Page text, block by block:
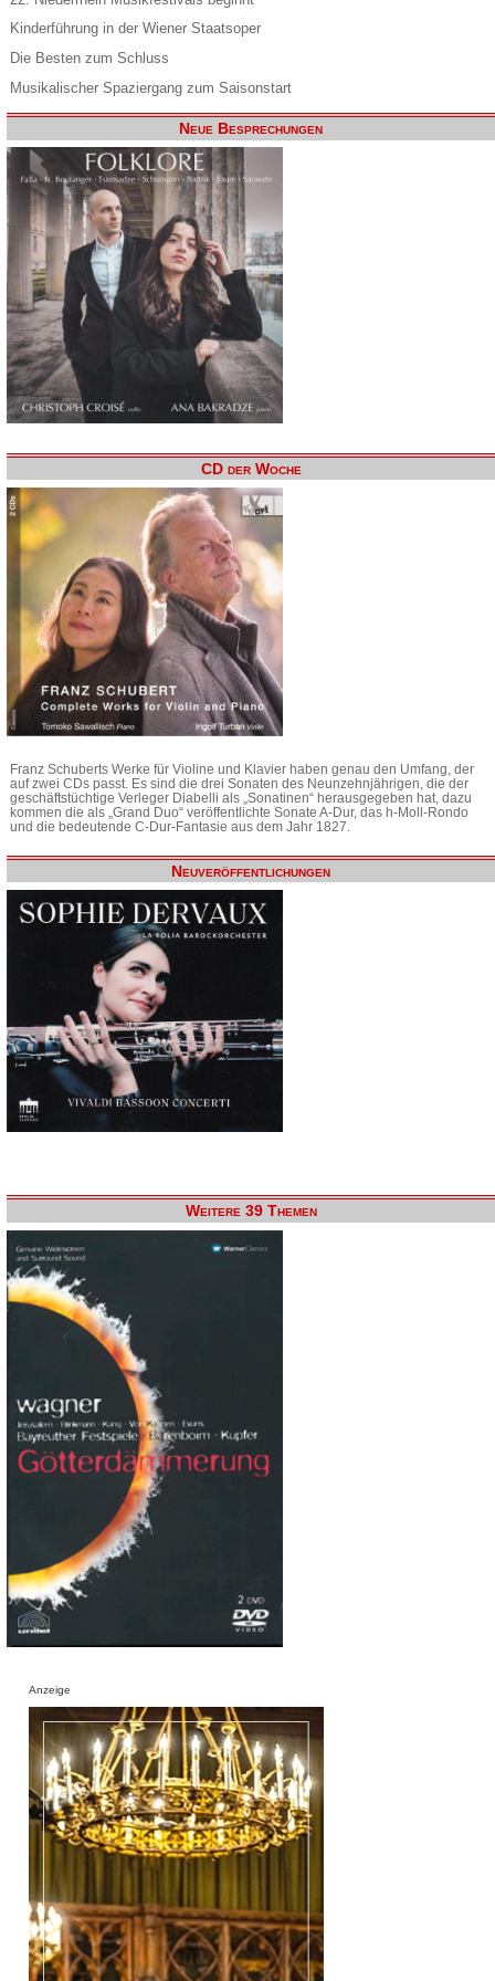
Kinderführung in der Wiener Staatsoper
Die Besten zum Schluss
Musikalischer Spaziergang zum Saisonstart
Neue Besprechungen
CD der Woche
Franz Schuberts Werke für Violine und Klavier haben genau den Umfang, der
auf zwei CDs passt. Es sind die drei Sonaten des Neunzehnjährigen, die der
geschäftstüchtige Verleger Diabelli als „Sonatinen“ herausgegeben hat, dazu
kommen die als „Grand Duo“ veröffentlichte Sonate A-Dur, das h-Moll-Rondo
und die bedeutende C-Dur-Fantasie aus dem Jahr 1827.
Neuveröffentlichungen
Weitere 39 Themen
Anzeige